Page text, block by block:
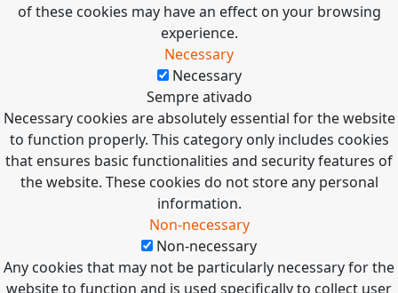
of these cookies may have an effect on your browsing
experience.
Necessary
Necessary
Sempre ativado
Necessary cookies are absolutely essential for the website
to function properly. This category only includes cookies
that ensures basic functionalities and security features of
the website. These cookies do not store any personal
information.
Non-necessary
Non-necessary
Any cookies that may not be particularly necessary for the
website to function and is used specifically to collect user